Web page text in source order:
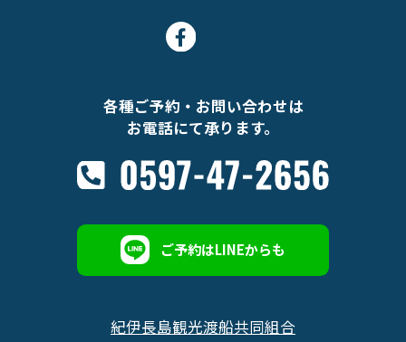
各種ご予約・お問い合わせは
お電話にて承ります。
ご予約はLINEからも
紀伊長島観光渡船共同組合